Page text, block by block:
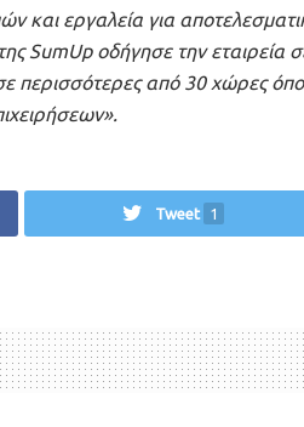
και εργαλεία για
SumUp οδήγησε την εταιρεία
περισσότερες από 30 χώρες
Tweet 1